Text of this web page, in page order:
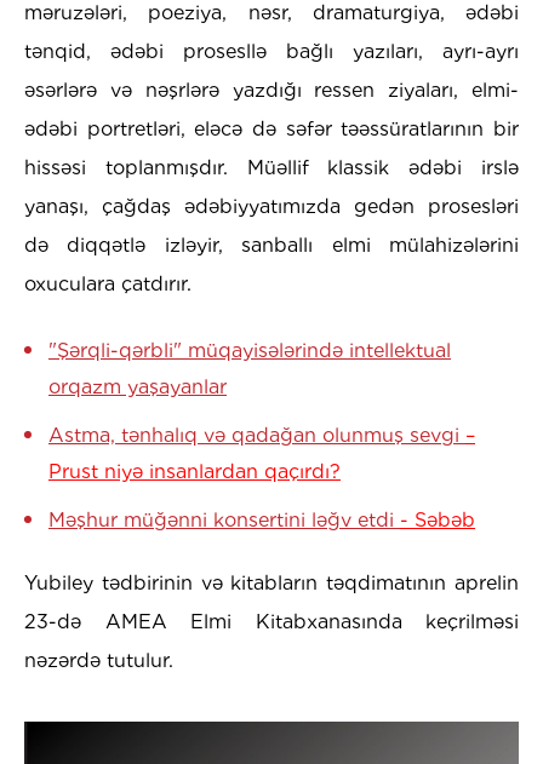
məruzələri, poeziya, nəsr, dramaturgiya, ədəbi
tənqid, ədəbi prosesllə bağlı yazıları, ayrı-ayrı
əsərlərə və nəşrlərə yazdığı ressen ziyaları, elmi-
ədəbi portretləri, eləcə də səfər təəssüratlarının bir
hissəsi toplanmışdır. Müəllif klassik ədəbi irslə
yanaşı, çağdaş ədəbiyyatımızda gedən prosesləri
də diqqətlə izləyir, sanballı elmi mülahizələrini
oxuculara çatdırır.
"Şərqli-qərbli" müqayisələrində intellektual
orqazm yaşayanlar
Astma, tənhalıq və qadağan olunmuş sevgi –
Prust niyə insanlardan qaçırdı?
Məşhur müğənni konsertini ləğv etdi - Səbəb
Yubiley tədbirinin və kitabların təqdimatının aprelin
23-də AMEA Elmi Kitabxanasında keçrilməsi
nəzərdə tutulur.